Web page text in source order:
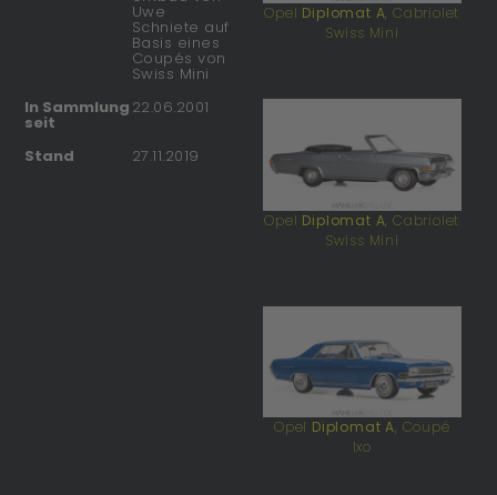
Uwe
Schniete auf
Basis eines
Coupés von
Swiss Mini
In Sammlung
seit
22.06.2001
Stand 27.11.2019
Opel Diplomat A, Cabriolet
Swiss Mini
Opel Diplomat A, Cabriolet
Swiss Mini
Opel Diplomat A, Coupé
Ixo